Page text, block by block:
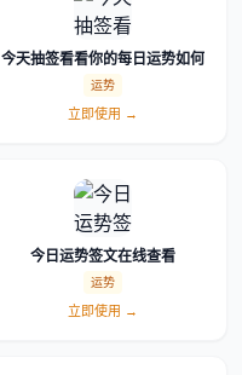
今天抽签看看你的每日运势如何
运势
立即使用 →
今日运势签文在线查看
运势
立即使用 →